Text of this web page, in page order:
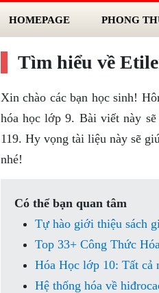
HOMEPAGE PHONG
Tìm hiểu về
Xin chào các bạn học sinh!
hóa học lớp 9. Bài viết này
119. Hy vọng tài liệu này sẽ
nhé!
Có thể bạn quan tâm
Tự hào giới thiệu sách
Top 33+ Công Thức
Hóa Học lớp 10: Tất cả
Hệ thống hóa về